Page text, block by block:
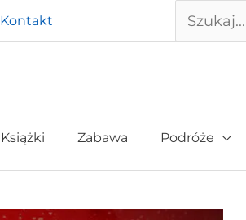
Kontakt Szukaj
Książki Zabawa Podróże